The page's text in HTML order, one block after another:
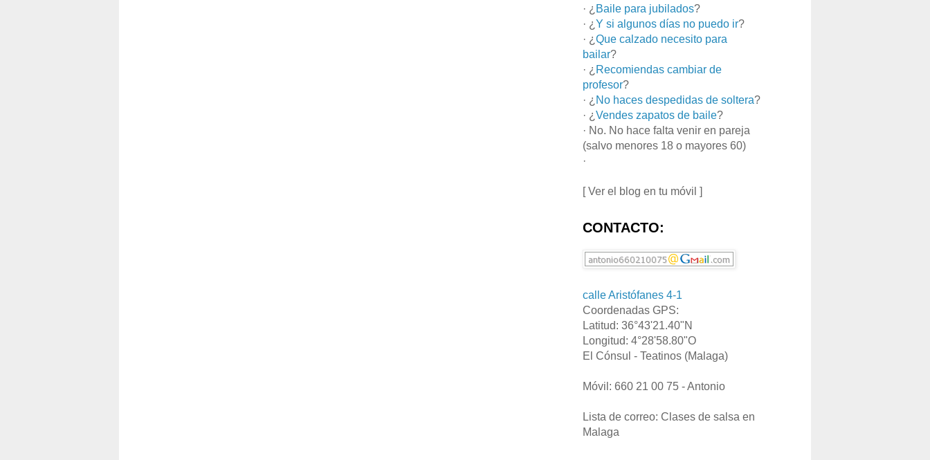
· ¿ Baile para jubilados?
· ¿ Y si algunos días no puedo ir?
· ¿ Que calzado necesito para
bailar?
· ¿ Recomiendas cambiar de
profesor?
· ¿ No haces despedidas de soltera?
· ¿ Vendes zapatos de baile?
· No. No hace falta venir en pareja
(salvo menores 18 o mayores 60)
·
[ Ver el blog en tu móvil ]
CONTACTO:
calle Aristófanes 4-1
Coordenadas GPS:
Latitud: 36°43'21.40"N
Longitud: 4°28'58.80"O
El Cónsul - Teatinos (Malaga)
Móvil: 660 21 00 75 - Antonio
Lista de correo: Clases de salsa en
Malaga